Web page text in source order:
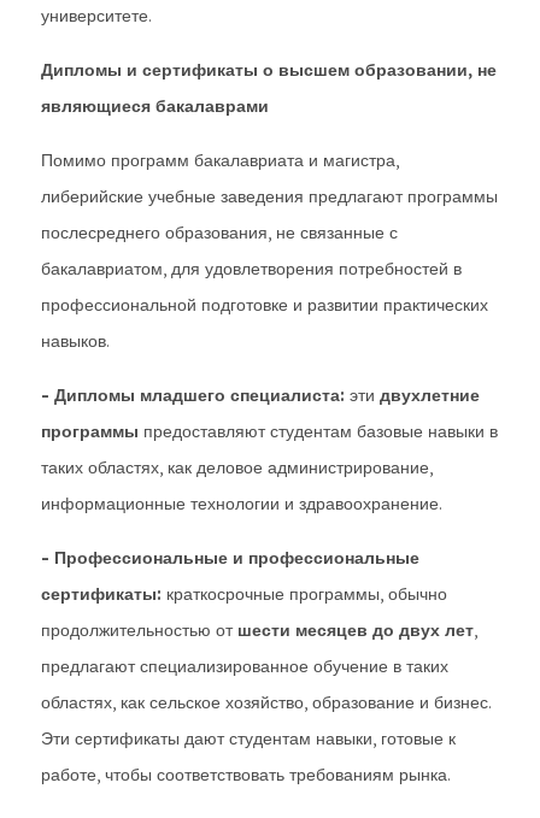
университете.
Дипломы и сертификаты о высшем образовании, не
являющиеся бакалаврами
Помимо программ бакалавриата и магистра,
либерийские учебные заведения предлагают программы
послесреднего образования, не связанные с
бакалавриатом, для удовлетворения потребностей в
профессиональной подготовке и развитии практических
навыков.
- Дипломы младшего специалиста: эти двухлетние
программы предоставляют студентам базовые навыки в
таких областях, как деловое администрирование,
информационные технологии и здравоохранение.
- Профессиональные и профессиональные
сертификаты: краткосрочные программы, обычно
продолжительностью от шести месяцев до двух лет,
предлагают специализированное обучение в таких
областях, как сельское хозяйство, образование и бизнес.
Эти сертификаты дают студентам навыки, готовые к
работе, чтобы соответствовать требованиям рынка.